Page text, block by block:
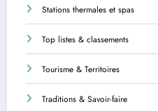
Stations thermales et spas
Top listes & classements
Tourisme & Territoires
Traditions & Savoir-faire